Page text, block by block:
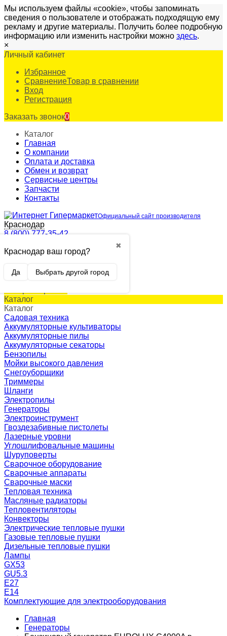
Мы используем файлы «cookie», чтобы запоминать
сведения о пользователе и отображать подходящую ему
рекламу и другие материалы. Получить более подробную
информацию или изменить настройки можно здесь.
×
Личный кабинет
Избранное
СравнениеТовар в сравнении
Вход
Регистрация
Заказать звонок0
Каталог
Главная
О компании
Оплата и доставка
Обмен и возврат
Сервисные центры
Запчасти
Контакты
Официальный сайт производителя
Краснодар
✖
Краснодар ваш город?
Да Выбрать другой город
8 (800) 777-35-42
0
0 p.
(пусто)
Каталог
Каталог
Садовая техника
Аккумуляторные культиваторы
Аккумуляторные пилы
Аккумуляторные секаторы
Бензопилы
Мойки высокого давления
Снегоуборщики
Триммеры
Шланги
Электропилы
Генераторы
Электроинструмент
Гвоздезабивные пистолеты
Лазерные уровни
Углошлифовальные машины
Шуруповерты
Сварочное оборудование
Сварочные аппараты
Сварочные маски
Тепловая техника
Масляные радиаторы
Тепловентиляторы
Конвекторы
Электрические тепловые пушки
Газовые тепловые пушки
Дизельные тепловые пушки
Лампы
GX53
GU5.3
Е27
Е14
Комплектующие для электрооборудования
Главная
Генераторы